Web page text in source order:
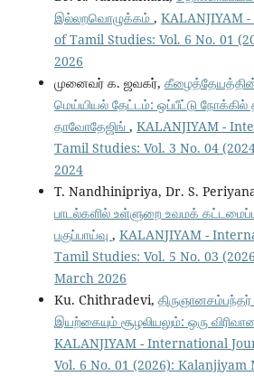
இல்லறவொழுக்கம் , KALANJIYAM
of Tamil Studies: Vol. 6 No. 01
2026
முனைவர் க. ஜவகர்,
மெய்யியல் தேட்டம்: ஒப்பீட்டு நோக்கில்
தாவோதேஜிங் , KALANJIYAM -
Tamil Studies: Vol. 3 No. 04
2024
T. Nandhinipriya, Dr. S.
பாடல்களில் உள்ளுறை உவமக்
பகுப்பாய்வு , KALANJIYAM -
Tamil Studies: Vol. 5 No. 03
March 2026
Ku. Chithradevi,
இயற்கையும் சூழலியலும்: ஒரு
KALANJIYAM - International
Vol. 6 No. 01 (2026): Kalanjiyam